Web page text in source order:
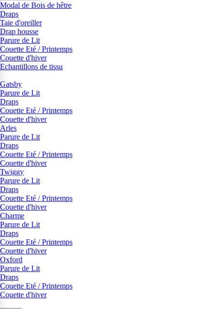
Modal de Bois de hêtre
Draps
Taie d'oreiller
Drap housse
Parure de Lit
Couette Eté / Printemps
Couette d'hiver
Echantillons de tissu
Gatsby
Parure de Lit
Draps
Couette Eté / Printemps
Couette d'hiver
Arles
Parure de Lit
Draps
Couette Eté / Printemps
Couette d'hiver
Twiggy
Parure de Lit
Draps
Couette Eté / Printemps
Couette d'hiver
Charme
Parure de Lit
Draps
Couette Eté / Printemps
Couette d'hiver
Oxford
Parure de Lit
Draps
Couette Eté / Printemps
Couette d'hiver